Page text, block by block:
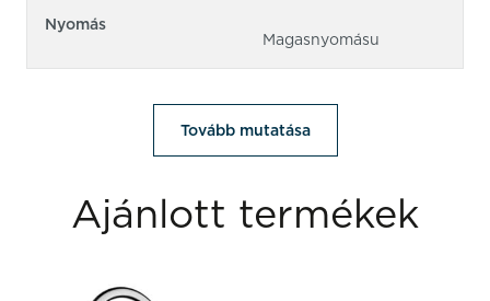
Nyomás
Magasnyomásu
Tovább mutatása
Ajánlott termékek